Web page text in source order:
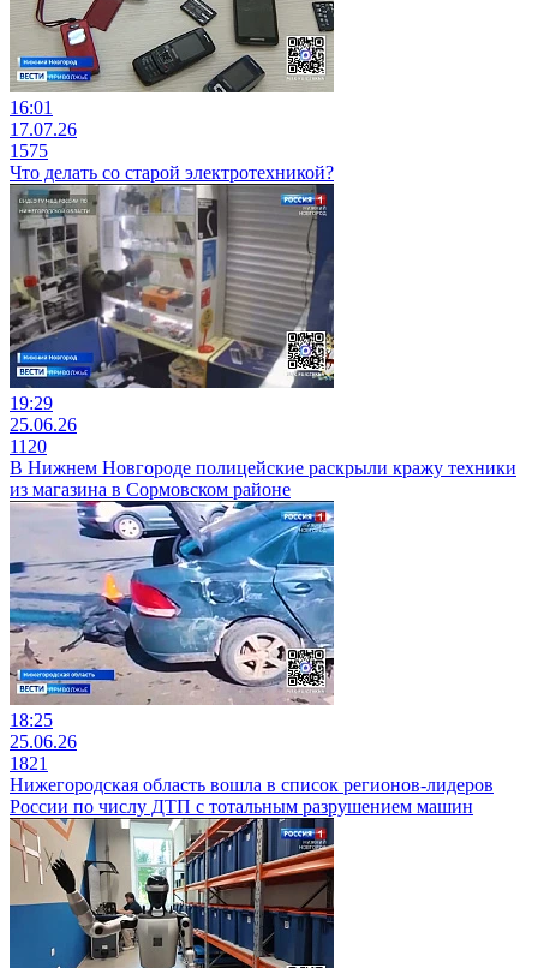
16:01
17.07.26
1575
Что делать со старой электротехникой?
19:29
25.06.26
1120
В Нижнем Новгороде полицейские раскрыли кражу техники
из магазина в Сормовском районе
18:25
25.06.26
1821
Нижегородская область вошла в список регионов-лидеров
России по числу ДТП с тотальным разрушением машин